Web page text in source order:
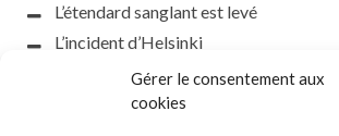
Gérer le consentement aux
cookies
L’étendard sanglant est levé
L’incident d’Helsinki
la petite fasciste
Toutes les nuances de la nuit